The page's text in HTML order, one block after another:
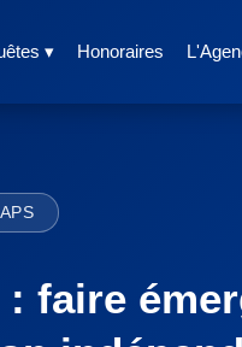
▾ Honoraires
faire